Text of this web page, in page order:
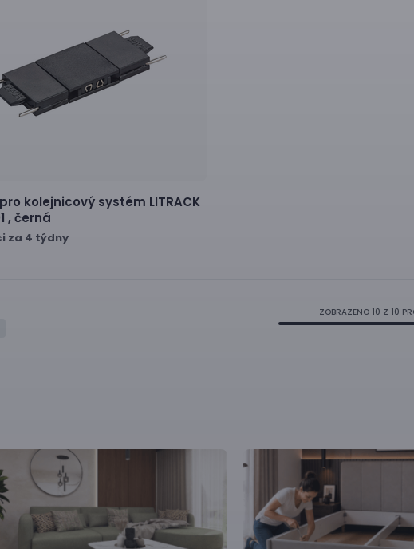
kolejnicový systém LITRACK
, černá
za 4 týdny
ZOBRAZENO 10 Z 10